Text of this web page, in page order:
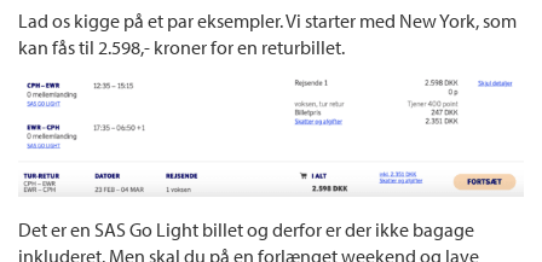
Lad os kigge på et par eksempler. Vi starter med New York, som
kan fås til 2.598,- kroner for en returbillet.
Det er en SAS Go Light billet og derfor er der ikke bagage
inkluderet. Men skal du på en forlænget weekend og lave